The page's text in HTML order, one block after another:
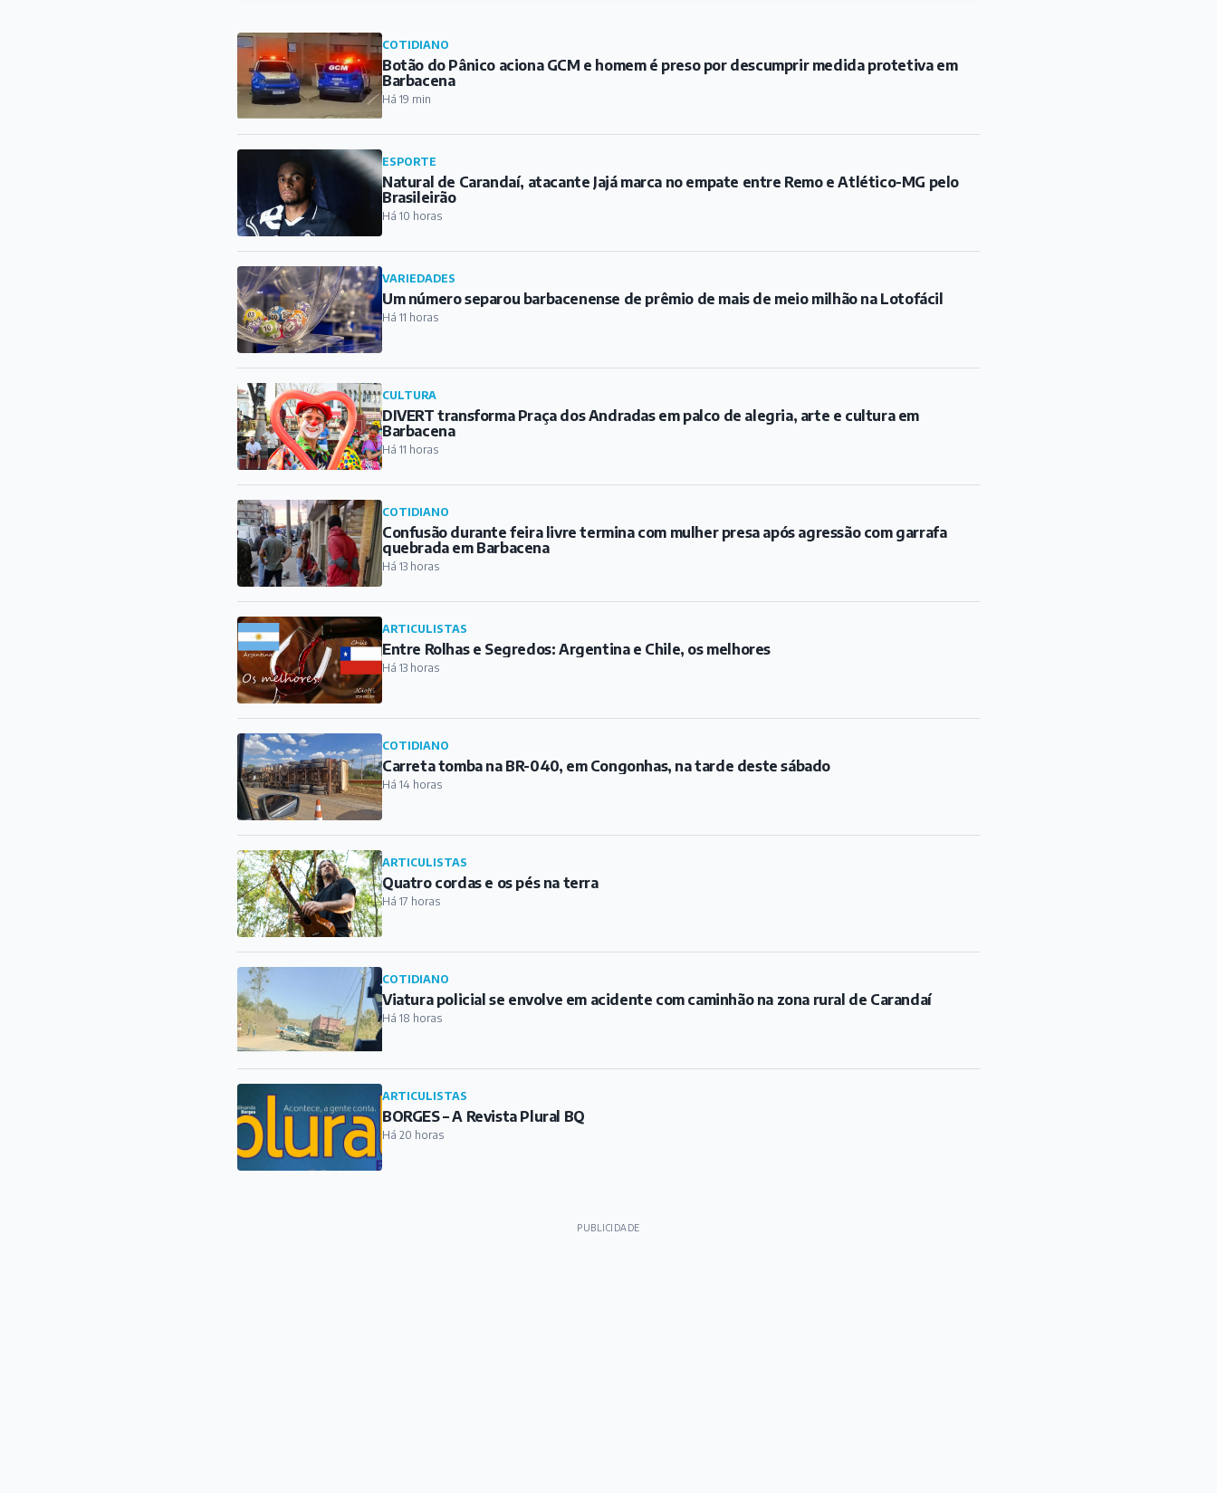
COTIDIANO
Botão do Pânico aciona GCM e homem é preso por descumprir medida protetiva em
Barbacena
Há 19 min
ESPORTE
Natural de Carandaí, atacante Jajá marca no empate entre Remo e Atlético-MG pelo
Brasileirão
Há 10 horas
VARIEDADES
Um número separou barbacenense de prêmio de mais de meio milhão na Lotofácil
Há 11 horas
CULTURA
DIVERT transforma Praça dos Andradas em palco de alegria, arte e cultura em
Barbacena
Há 11 horas
COTIDIANO
Confusão durante feira livre termina com mulher presa após agressão com garrafa
quebrada em Barbacena
Há 13 horas
ARTICULISTAS
Entre Rolhas e Segredos: Argentina e Chile, os melhores
Há 13 horas
COTIDIANO
Carreta tomba na BR-040, em Congonhas, na tarde deste sábado
Há 14 horas
ARTICULISTAS
Quatro cordas e os pés na terra
Há 17 horas
COTIDIANO
Viatura policial se envolve em acidente com caminhão na zona rural de Carandaí
Há 18 horas
ARTICULISTAS
BORGES – A Revista Plural BQ
Há 20 horas
PUBLICIDADE